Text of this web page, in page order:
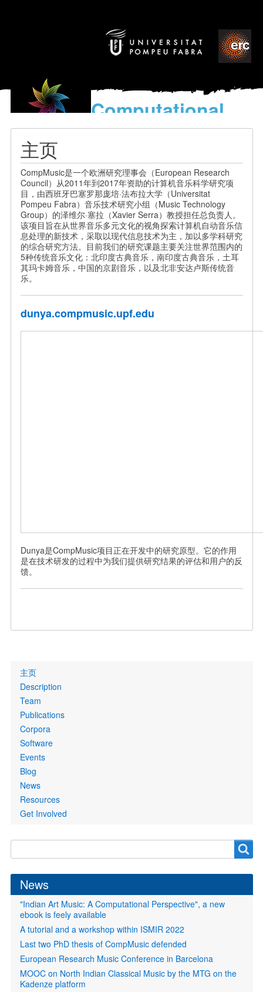
Computational
models
主页
CompMusic是一个欧洲研究理事会（European Research
Council）从2011年到2017年资助的计算机音乐科学研究项
目，由西班牙巴塞罗那庞培·法布拉大学（Universitat
Pompeu Fabra）音乐技术研究小组（Music Technology
Group）的泽维尔·塞拉（Xavier Serra）教授担任总负责人。
该项目旨在从世界音乐多元文化的视角探索计算机自动音乐信
息处理的新技术，采取以现代信息技术为主，加以多学科研究
的综合研究方法。目前我们的研究课题主要关注世界范围内的
5种传统音乐文化：北印度古典音乐，南印度古典音乐，土耳
其玛卡姆音乐，中国的京剧音乐，以及北非安达卢斯传统音
乐。
dunya.compmusic.upf.edu
Dunya是CompMusic项目正在开发中的研究原型。它的作用
是在技术研发的过程中为我们提供研究结果的评估和用户的反
馈。
Primary
links
主页
Description
Team
Publications
Corpora
Software
Events
Blog
News
Resources
Get Involved
form
News
"Indian Art Music: A Computational Perspective", a new
ebook is feely available
A tutorial and a workshop within ISMIR 2022
Last two PhD thesis of CompMusic defended
European Research Music Conference in Barcelona
MOOC on North Indian Classical Music by the MTG on the
Kadenze platform